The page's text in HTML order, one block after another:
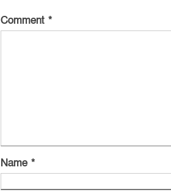
Comment *
Name *